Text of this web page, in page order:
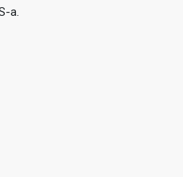
a.